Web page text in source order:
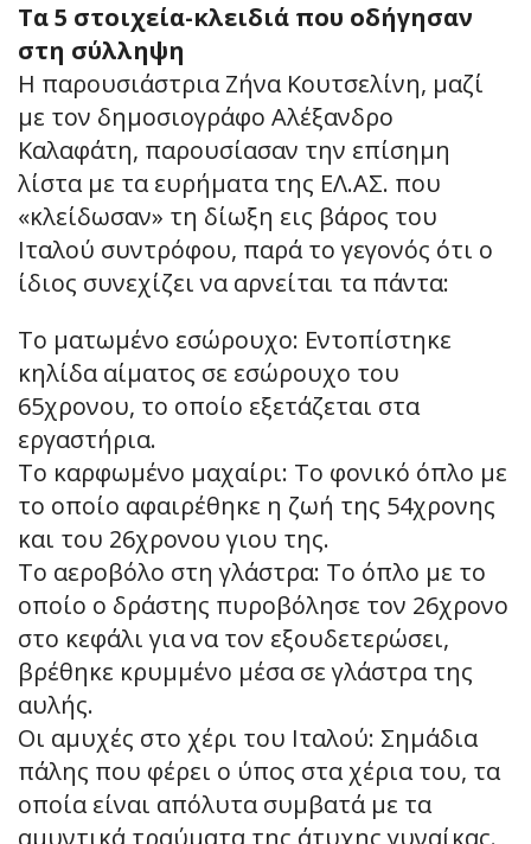
Τα 5 στοιχεία-κλειδιά που οδήγησαν
στη σύλληψη
Η παρουσιάστρια Ζήνα Κουτσελίνη, μαζί
με τον δημοσιογράφο Αλέξανδρο
Καλαφάτη, παρουσίασαν την επίσημη
λίστα με τα ευρήματα της ΕΛ.ΑΣ. που
«κλείδωσαν» τη δίωξη εις βάρος του
Ιταλού συντρόφου, παρά το γεγονός ότι ο
ίδιος συνεχίζει να αρνείται τα πάντα:
Το ματωμένο εσώρουχο: Εντοπίστηκε
κηλίδα αίματος σε εσώρουχο του
65χρονου, το οποίο εξετάζεται στα
εργαστήρια.
Το καρφωμένο μαχαίρι: Το φονικό όπλο με
το οποίο αφαιρέθηκε η ζωή της 54χρονης
και του 26χρονου γιου της.
Το αεροβόλο στη γλάστρα: Το όπλο με το
οποίο ο δράστης πυροβόλησε τον 26χρονο
στο κεφάλι για να τον εξουδετερώσει,
βρέθηκε κρυμμένο μέσα σε γλάστρα της
αυλής.
Οι αμυχές στο χέρι του Ιταλού: Σημάδια
πάλης που φέρει ο ύπος στα χέρια του, τα
οποία είναι απόλυτα συμβατά με τα
αμυντικά τραύματα της άτυχης γυναίκας.